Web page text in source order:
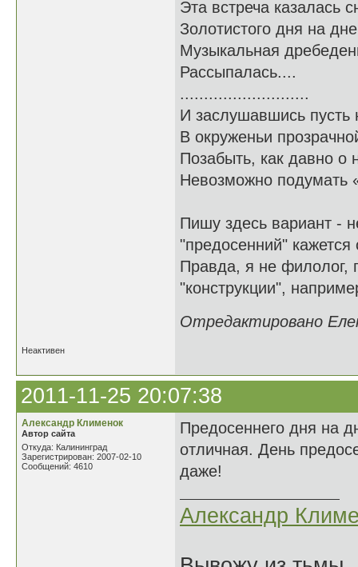
Эта встреча казалась
Золотистого дня на
Музыкальная
Рассыпалась....
...........................
И заслушавшись пусть
В окруженьи
Позабыть, как давно о
Невозможно подумать
Пишу здесь вариант -
"предосенний"
Правда, я не филолог,
"конструкции",
Отредактировано
Неактивен
2011-11-25 20:07:38
Александр Клименок
Автор сайта
Откуда: Калининград
Зарегистрирован: 2007-02-10
Сообщений: 4610
Предосеннего дня на
отличная. День
даже!
Александр